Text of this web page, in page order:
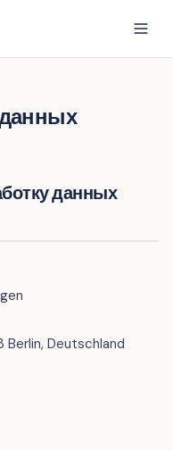
данных
Deutschland